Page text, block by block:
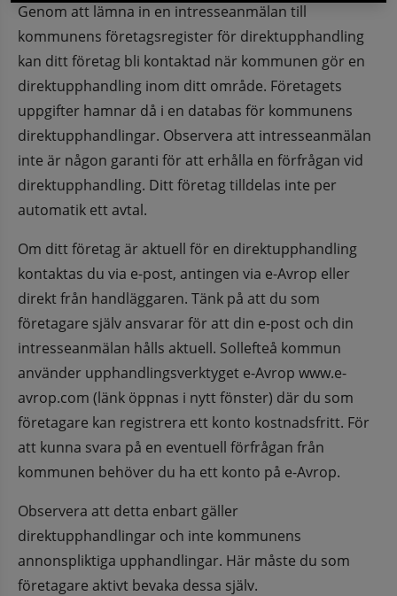
Genom att lämna in en intresseanmälan till
kommunens företagsregister för direktupphandling
kan ditt företag bli kontaktad när kommunen gör en
direktupphandling inom ditt område. Företagets
uppgifter hamnar då i en databas för kommunens
direktupphandlingar. Observera att intresseanmälan
inte är någon garanti för att erhålla en förfrågan vid
direktupphandling. Ditt företag tilldelas inte per
automatik ett avtal.
Om ditt företag är aktuell för en direktupphandling
kontaktas du via e-post, antingen via e-Avrop eller
direkt från handläggaren. Tänk på att du som
företagare själv ansvarar för att din e-post och din
intresseanmälan hålls aktuell. Sollefteå kommun
använder upphandlingsverktyget e-Avrop www.e-
avrop.com (länk öppnas i nytt fönster) där du som
företagare kan registrera ett konto kostnadsfritt. För
att kunna svara på en eventuell förfrågan från
kommunen behöver du ha ett konto på e-Avrop.
Observera att detta enbart gäller
direktupphandlingar och inte kommunens
annonspliktiga upphandlingar. Här måste du som
företagare aktivt bevaka dessa själv.